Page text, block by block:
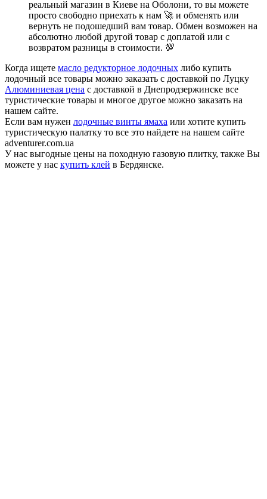
реальный магазин в Киеве на Оболони, то вы можете
просто свободно приехать к нам 🚀 и обменять или
вернуть не подошедший вам товар. Обмен возможен на
абсолютно любой другой товар с доплатой или с
возвратом разницы в стоимости. 💯
Когда ищете масло редукторное лодочных либо купить
лодочный все товары можно заказать с доставкой по Луцку
Алюминиевая цена с доставкой в Днепродзержинске все
туристические товары и многое другое можно заказать на
нашем сайте.
Если вам нужен лодочные винты ямаха или хотите купить
туристическую палатку то все это найдете на нашем сайте
adventurer.com.ua
У нас выгодные цены на походную газовую плитку, также Вы
можете у нас купить клей в Бердянске.